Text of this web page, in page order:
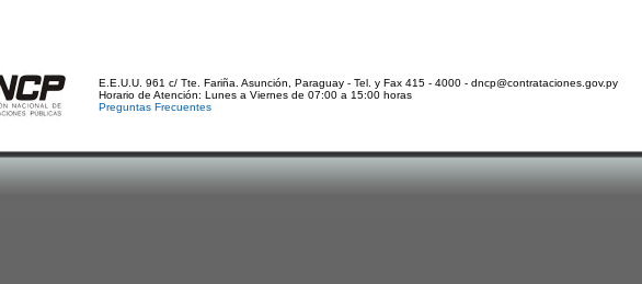
E.E.U.U. 961 c/ Tte. Fariña. Asunción, Paraguay - Tel. y Fax 415 - 4000 - dncp@contrataciones.gov.py
Horario de Atención: Lunes a Viernes de 07:00 a 15:00 horas
Preguntas Frecuentes